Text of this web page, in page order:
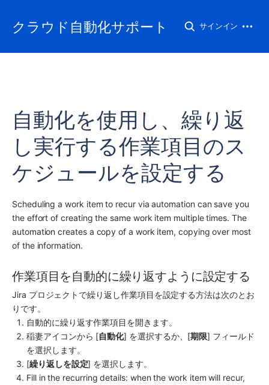
クラウド自動化サポート サインイン
自動化を使用し、繰り返
し実行する作業項目のス
ケジュールを設定する
Scheduling a work item to recur via automation can save you
the effort of creating the same work item multiple times. The
automation creates a copy of a work item, copying over most
of the information.
作業項目を自動的に繰り返すように設定する
Jira プロジェクトで繰り返し作業項目を設定する方法は次のとお
りです。
自動的に繰り返す作業項目を開きます。
稲妻アイコンから [自動化] を選択するか、[期限] フィールド
を選択します。
[繰り返しを設定] を選択します。
Fill in the recurring details: when the work item will recur,